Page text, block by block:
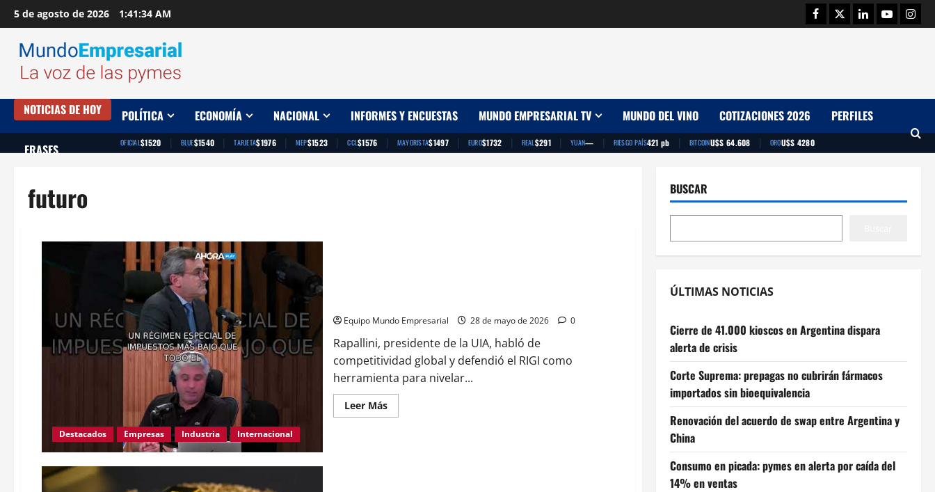
Saltar
al
contenido
5 de agosto de 2026 1:41:35 AM Facebook
TwitterLinkedinYoutube
NOTICIAS DE HOY POLÍTICA ECONOMÍA NACIONAL INFORMES Y ENCUESTAS MUNDO EMPRESARIAL TV MUNDO DEL VINO COTIZACIONES 2026 PERFILES
FRASES OFICIAL$1520 | BLUE$1540 | TARJETA$1976 | MEP$1523 | CCL$1576 | MAYORISTA$1497 | EURO$1732 | REAL$291 | YUAN— | RIESGO PAÍS421 pb | BITCOINU$S 64.608 | OROU$S 4280
futuro
Destacados Empresas Industria Internacional
Equipo Mundo Empresarial 28 de mayo de 2026 0
Rapallini, presidente de la UIA, habló de
competitividad global y defendió el RIGI como
herramienta para nivelar...
Leer MásLeer
más
BUSCAR
ÚLTIMAS NOTICIAS
Cierre de 41.000 kioscos en Argentina dispara
alerta de crisis
Corte Suprema: prepagas no cubrirán fármacos
importados sin bioequivalencia
Renovación del acuerdo de swap entre Argentina y
China
Consumo en picada: pymes en alerta por caída del
14% en ventas